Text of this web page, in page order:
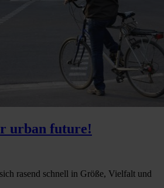
urban future!
rasend schnell in Größe, Vielfalt und